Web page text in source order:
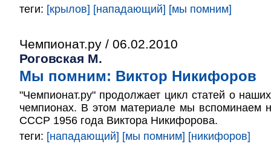
теги: [крылов] [нападающий] [мы помним]
Чемпионат.ру / 06.02.2010
Роговская М.
Мы помним: Виктор Никифоров
"Чемпионат.ру" продолжает цикл статей о
чемпионах. В этом материале мы вспоминаем
СССР 1956 года Виктора Никифорова.
теги: [нападающий] [мы помним] [никифоров]